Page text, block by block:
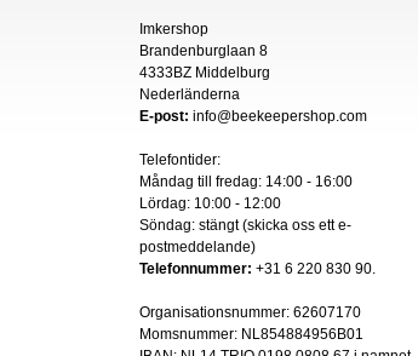
Imkershop
Brandenburglaan 8
4333BZ Middelburg
Nederländerna
E-post: info@beekeepershop.com
Telefontider:
Måndag till fredag: 14:00 - 16:00
Lördag: 10:00 - 12:00
Söndag: stängt (skicka oss ette-
postmeddelande)
Telefonnummer: +31 6 220 830 90.
Organisationsnummer: 62607170
Momsnummer: NL854884956B01